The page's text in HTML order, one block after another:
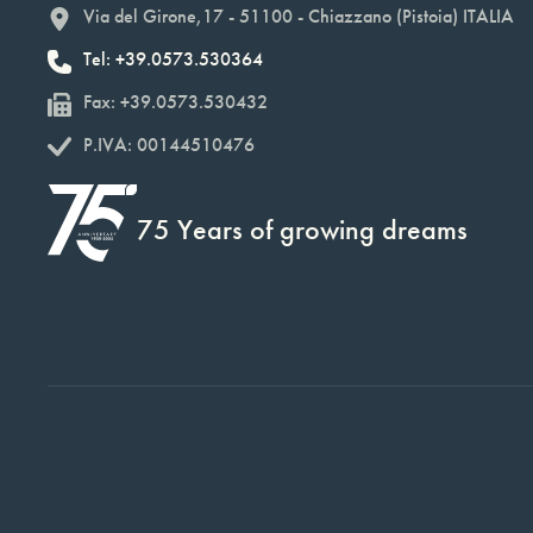
Via del Girone,17 - 51100 - Chiazzano (Pistoia) ITALIA
Tel: +39.0573.530364
Fax: +39.0573.530432
P.IVA: 00144510476
75 Years of growing dreams